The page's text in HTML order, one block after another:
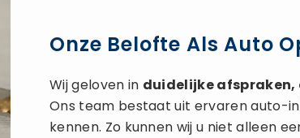
Onze Belofte Als Auto
Wij geloven in duidelijke
Ons team bestaat uit ervaren auto-
kennen. Zo kunnen wij u niet alleen